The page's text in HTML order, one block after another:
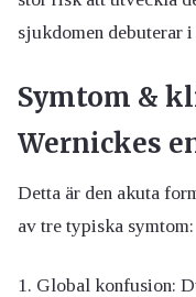
sjukdomen debuterar
Symtom &
Wernickes
Detta är den akuta
av tre typiska symtom:
Global konfusion: